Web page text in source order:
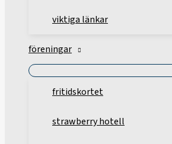
viktiga länkar
föreningar
fritidskortet
strawberry hotell